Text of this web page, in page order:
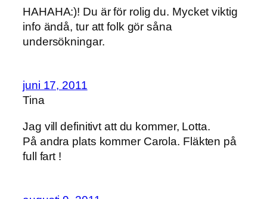
HAHAHA:)! Du är för rolig du. Mycket viktig
info ändå, tur att folk gör såna
undersökningar.
juni 17, 2011
Tina
Jag vill definitivt att du kommer, Lotta.
På andra plats kommer Carola. Fläkten på
full fart !